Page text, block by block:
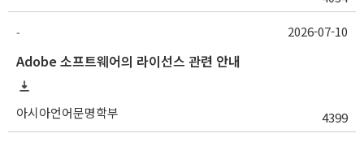
-
Adobe 소프트웨어의 라이선스 관련 안내
아시아언어문명학부 4399
2026-07-10